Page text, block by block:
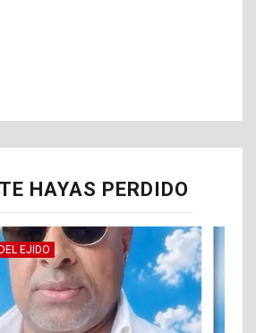
HAYAS PERDIDO
EJIDO